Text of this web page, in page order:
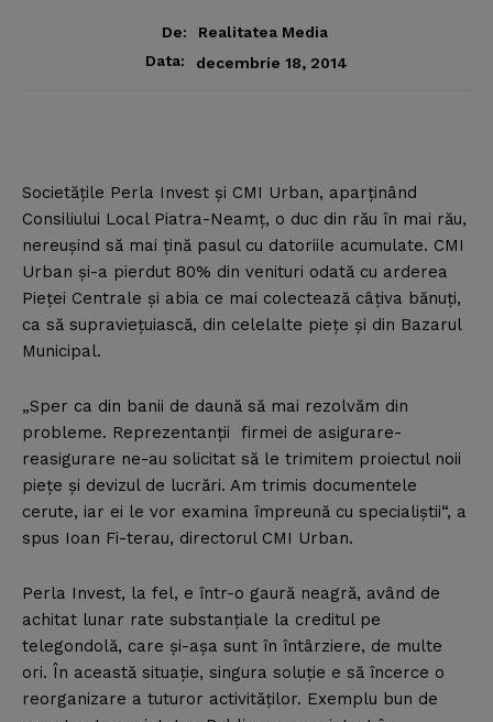
De:
Realitatea Media
Data:
decembrie 18, 2014
Societăţile Perla Invest şi CMI Urban, aparţinând
Consiliului Local Piatra-Neamţ, o duc din rău în mai rău,
nereuşind să mai ţină pasul cu datoriile acumulate. CMI
Urban şi-a pierdut 80% din venituri odată cu arderea
Pieţei Centrale şi abia ce mai colectează câţiva bănuţi,
ca să supravieţuiască, din celelalte pieţe şi din Bazarul
Municipal.
„Sper ca din banii de daună să mai rezolvăm din
probleme. Reprezentanţii firmei de asigurare-
reasigurare ne-au solicitat să le trimitem proiectul noii
pieţe şi devizul de lucrări. Am trimis documentele
cerute, iar ei le vor examina împreună cu specialiştii“, a
spus Ioan Fi-terau, directorul CMI Urban.
Perla Invest, la fel, e într-o gaură neagră, având de
achitat lunar rate substanţiale la creditul pe
telegondolă, care şi-aşa sunt în întârziere, de multe
ori. În această situaţie, singura soluţie e să încerce o
reorganizare a tuturor activităţilor. Exemplu bun de